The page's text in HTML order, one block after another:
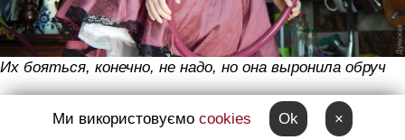
Их бояться, конечно, не надо, но она выронила обруч
Ми використовуємо cookies Ok ×